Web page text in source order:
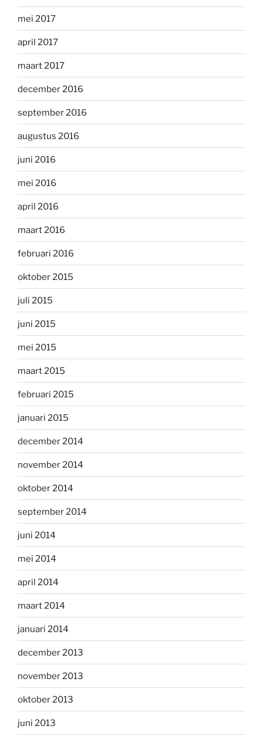
mei 2017
april 2017
maart 2017
december 2016
september 2016
augustus 2016
juni 2016
mei 2016
april 2016
maart 2016
februari 2016
oktober 2015
juli 2015
juni 2015
mei 2015
maart 2015
februari 2015
januari 2015
december 2014
november 2014
oktober 2014
september 2014
juni 2014
mei 2014
april 2014
maart 2014
januari 2014
december 2013
november 2013
oktober 2013
juni 2013